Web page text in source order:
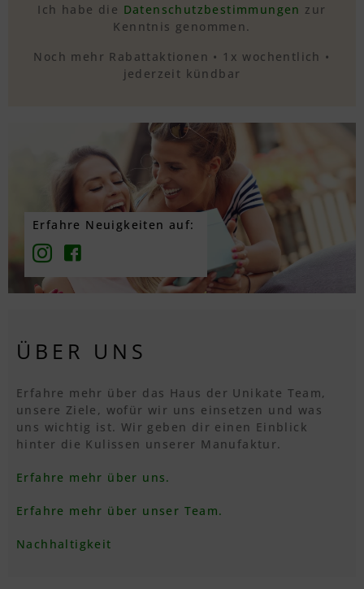
Textvorschau
Ich habe die Datenschutzbestimmungen zur
Kenntnis genommen.
Noch mehr Rabattaktionen • 1x wochentlich •
jederzeit kündbar
Erfahre Neuigkeiten auf:
ÜBER UNS
Erfahre mehr über das Haus der Unikate Team,
unsere Ziele, wofür wir uns einsetzen und was
uns wichtig ist. Wir geben dir einen Einblick
hinter die Kulissen unserer Manufaktur.
Erfahre mehr über uns.
Erfahre mehr über unser Team.
Nachhaltigkeit